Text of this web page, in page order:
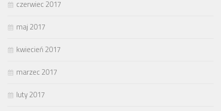
czerwiec 2017
maj 2017
kwiecień 2017
marzec 2017
luty 2017